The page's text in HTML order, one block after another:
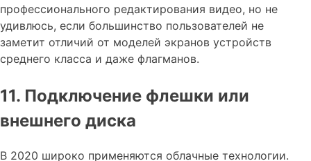
профессионального редактирования видео, но не
удивлюсь, если большинство пользователей не
заметит отличий от моделей экранов устройств
среднего класса и даже флагманов.
11. Подключение флешки или
внешнего диска
В 2020 широко применяются облачные технологии.